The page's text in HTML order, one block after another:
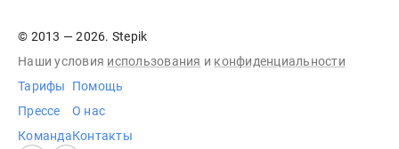
© 2013 — 2026. Stepik
Наши условия использования и конфиденциальности
Тарифы
Прессе
Команда
Помощь
О нас
Контакты